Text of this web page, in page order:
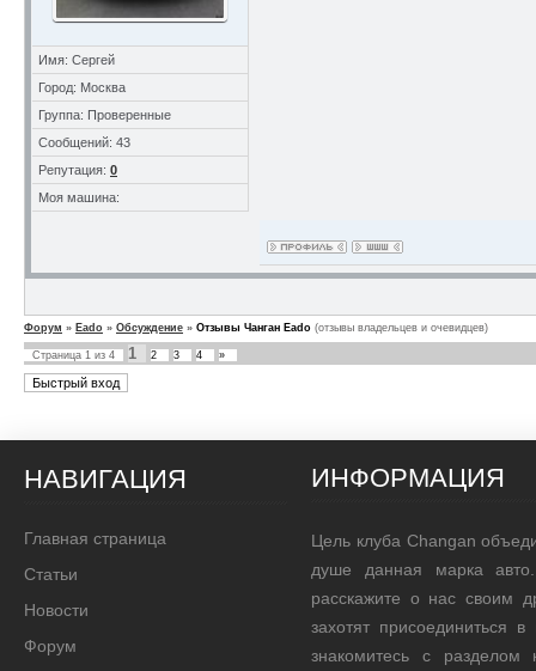
Имя: Сергей
Город: Москва
Группа: Проверенные
Сообщений: 43
Репутация: 0
Моя машина:
Форум » Eado » Обсуждение » Отзывы Чанган Eado (отзывы владельцев и очевидцев)
Страница 1 из 4 1 2 3 4 »
НАВИГАЦИЯ
Главная страница
Статьи
Новости
Форум
ИНФОРМАЦИЯ
Цель клуба Changan
душе данная марка
расскажите о нас своим
захотят присоединиться
знакомитесь с